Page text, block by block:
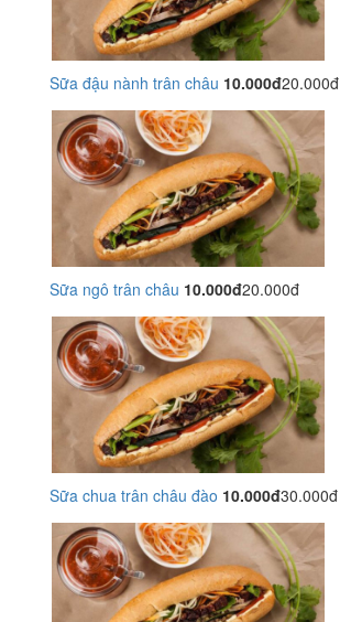
Sữa đậu nành trân châu 10.000đ20.000đ
Sữa ngô trân châu 10.000đ20.000đ
Sữa chua trân châu đào 10.000đ30.000đ